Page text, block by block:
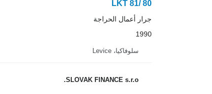
LKT 81/ 80
جرار أعمال الحراجة
1990
سلوفاكيا، Levice
SLOVAK FINANCE s.r.o.